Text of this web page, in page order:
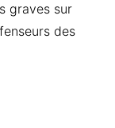
graves sur
des